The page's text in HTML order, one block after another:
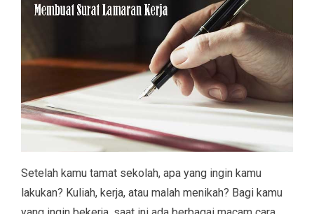
Setelah kamu tamat sekolah, apa yang ingin kamu
lakukan? Kuliah, kerja, atau malah menikah? Bagi kamu